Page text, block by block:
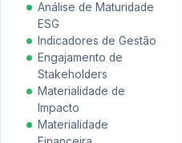
Análise de Maturidade
ESG
Indicadores de Gestão
Engajamento de
Stakeholders
Materialidade de
Impacto
Materialidade